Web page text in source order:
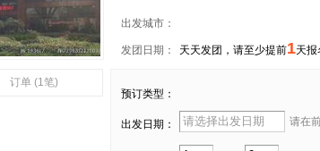
订单 (1笔)
出发城市：
发团日期： 天天发团，请至少提前1天报
预订类型：
出发日期： 请在